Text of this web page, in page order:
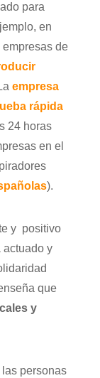
para
en
de
empresa
rápida
24 horas
en el
).
y positivo
actuado y
que
y
personas